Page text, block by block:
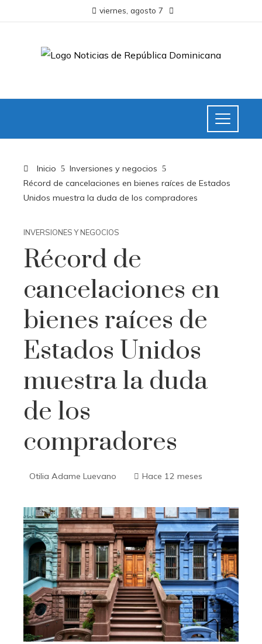
viernes, agosto 7
Inicio
Inversiones y negocios
Récord de cancelaciones en bienes raíces de Estados
Unidos muestra la duda de los compradores
INVERSIONES Y NEGOCIOS
Récord de
cancelaciones en
bienes raíces de
Estados Unidos
muestra la duda
de los
compradores
Otilia Adame Luevano Hace 12 meses